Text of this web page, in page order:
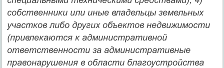
собственники или иные владельцы земельных
участков либо других объектов недвижимости
(привлекаются к административной
ответственности за административные
правонарушения в области благоустройства